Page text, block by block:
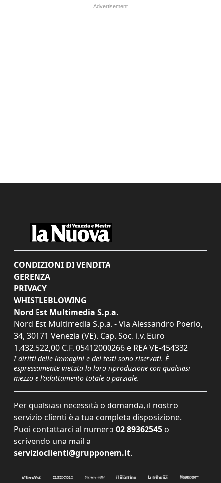
CONDIZIONI DI VENDITA
GERENZA
PRIVACY
WHISTLEBLOWING
Nord Est Multimedia S.p.a.
Nord Est Multimedia S.p.a. - Via Alessandro Poerio,
34, 30171 Venezia (VE). Cap. Soc. i.v. Euro
1.432.522,00 C.F. 05412000266 e REA VE-454332
I diritti delle immagini e dei testi sono riservati. È
espressamente vietata la loro riproduzione con qualsiasi
mezzo e l'adattamento totale o parziale.
Per qualsiasi necessità o domanda, il nostro
servizio clienti è a tua completa disposizione.
Puoi contattarci al numero 02 89362545 o
scrivendo una mail a
servizioclienti@grupponem.it.